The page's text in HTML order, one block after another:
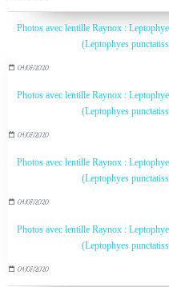
Photos avec lentille Raynox :
(Leptophyes
04/07/2020
Photos avec lentille Raynox :
(Leptophyes
04/07/2020
Photos avec lentille Raynox :
(Leptophyes
04/07/2020
Photos avec lentille Raynox :
(Leptophyes
04/07/2020